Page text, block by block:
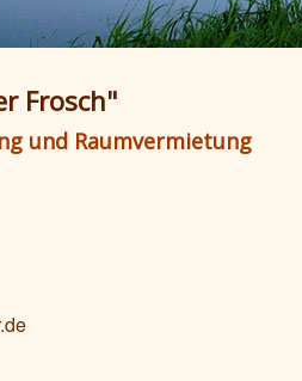
Frosch"
und Raumvermietung